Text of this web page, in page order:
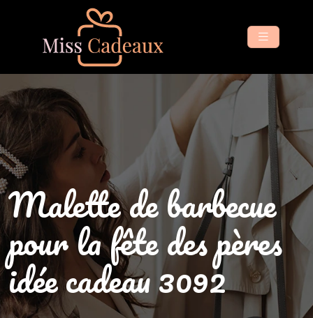
Malette de barbecue
pour la fête des pères
idée cadeau 3092